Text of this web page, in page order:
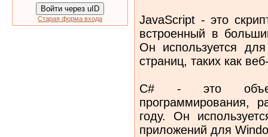
Войти через uID
Старая форма входа
JavaScript - это
встроенный в
Он используется
страниц, таких как
C# - это
программирования,
году. Он
приложений для